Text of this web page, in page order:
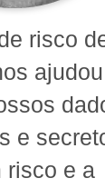
risco
e
risco e a